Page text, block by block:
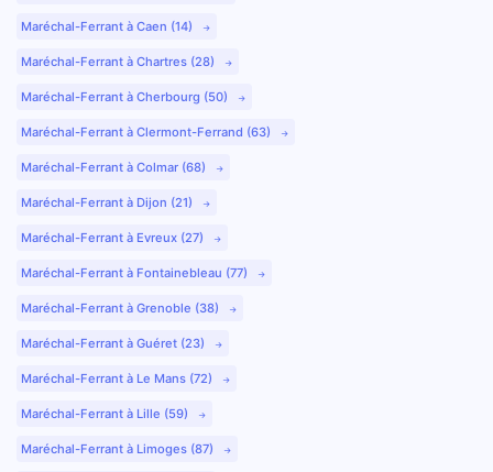
Maréchal-Ferrant à Caen (14)
Maréchal-Ferrant à Chartres (28)
Maréchal-Ferrant à Cherbourg (50)
Maréchal-Ferrant à Clermont-Ferrand (63)
Maréchal-Ferrant à Colmar (68)
Maréchal-Ferrant à Dijon (21)
Maréchal-Ferrant à Evreux (27)
Maréchal-Ferrant à Fontainebleau (77)
Maréchal-Ferrant à Grenoble (38)
Maréchal-Ferrant à Guéret (23)
Maréchal-Ferrant à Le Mans (72)
Maréchal-Ferrant à Lille (59)
Maréchal-Ferrant à Limoges (87)